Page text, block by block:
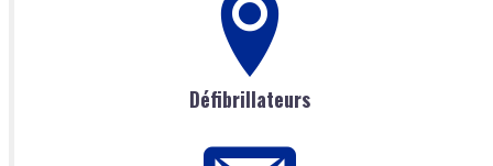
Défibrillateurs